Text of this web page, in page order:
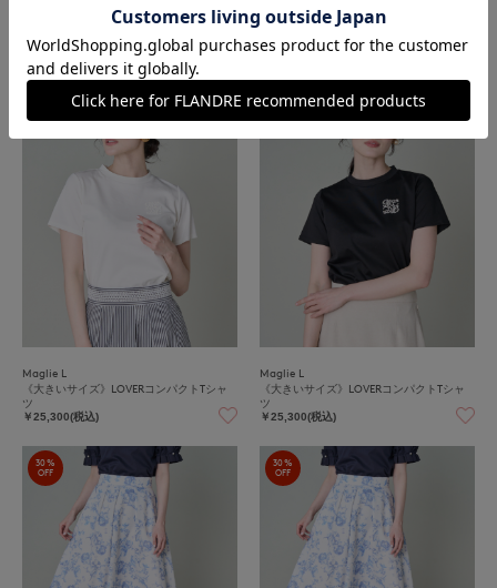
ブTシャツ
￥27,500(税込)
Maglie L
《大きいサイズ》LOVERコンパクトTシャ
ツ
Maglie L
《大きいサイズ》LOVERコンパクトTシャ
ツ
￥25,300(税込)
Maglie L
《大きいサイズ》LOVERコンパクトTシャ
ツ
￥25,300(税込)
30%
OFF
30%
OFF